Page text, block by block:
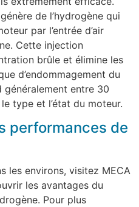
de l’hydrogène qui
par l’entrée d’air
Cette injection
brûle et élimine les
d’endommagement du
généralement entre 30
type et l’état du moteur.
performances de
les environs, visitez MECA
les avantages du
Pour plus